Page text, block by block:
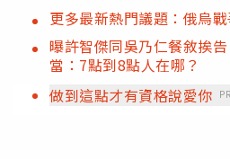
更多最新熱門議題：俄烏
曝許智傑同吳乃仁餐敘挨
當：7點到8點人在哪？
做到這點才有資格說愛你 PR